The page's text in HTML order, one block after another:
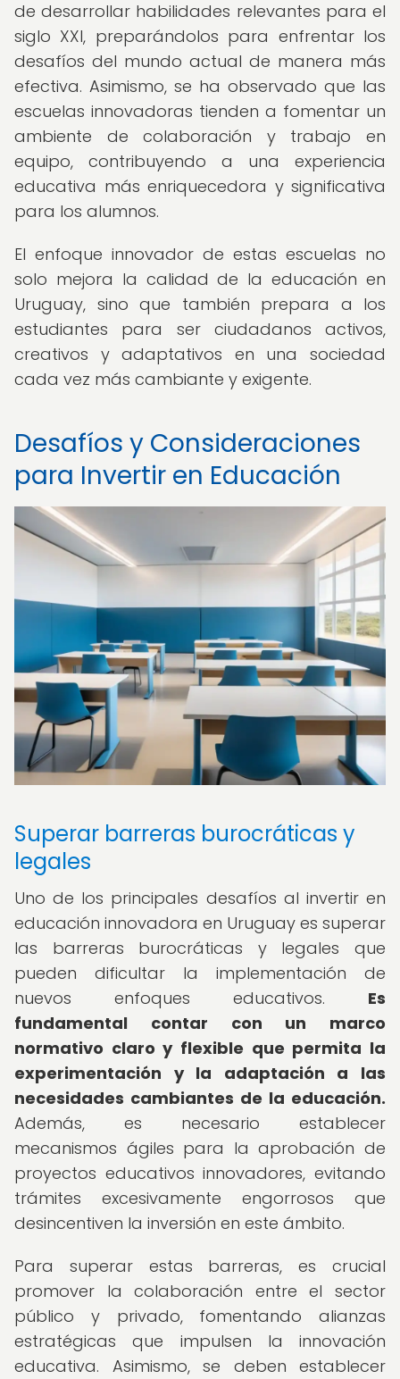
de desarrollar habilidades relevantes para el
siglo XXI, preparándolos para enfrentar los
desafíos del mundo actual de manera más
efectiva. Asimismo, se ha observado que las
escuelas innovadoras tienden a fomentar un
ambiente de colaboración y trabajo en
equipo, contribuyendo a una experiencia
educativa más enriquecedora y significativa
para los alumnos.
El enfoque innovador de estas escuelas no
solo mejora la calidad de la educación en
Uruguay, sino que también prepara a los
estudiantes para ser ciudadanos activos,
creativos y adaptativos en una sociedad
cada vez más cambiante y exigente.
Desafíos y Consideraciones
para Invertir en Educación
Superar barreras burocráticas y
legales
Uno de los principales desafíos al invertir en
educación innovadora en Uruguay es superar
las barreras burocráticas y legales que
pueden dificultar la implementación de
nuevos enfoques educativos. Es
fundamental contar con un marco
normativo claro y flexible que permita la
experimentación y la adaptación a las
necesidades cambiantes de la educación.
Además, es necesario establecer
mecanismos ágiles para la aprobación de
proyectos educativos innovadores, evitando
trámites excesivamente engorrosos que
desincentiven la inversión en este ámbito.
Para superar estas barreras, es crucial
promover la colaboración entre el sector
público y privado, fomentando alianzas
estratégicas que impulsen la innovación
educativa. Asimismo, se deben establecer